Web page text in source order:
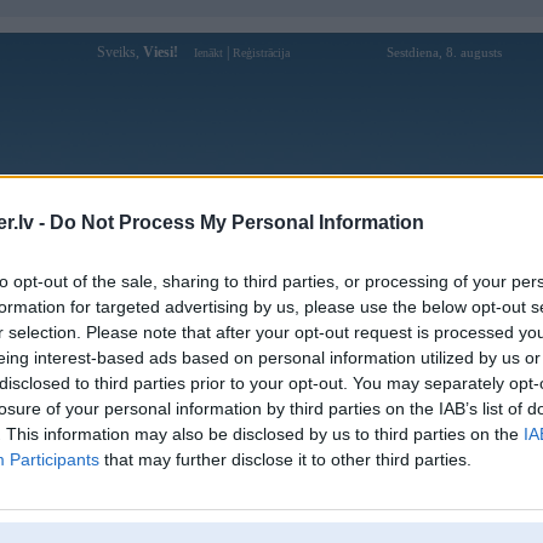
- Do Not Process My Personal Information
opt-out of the sale, sharing to third parties, or processing of your
for targeted advertising by us, please use the below opt-out
selection. Please note that after your opt-out request is processed
interest-based ads based on personal information utilized by us
to third parties prior to your opt-out. You may separately
of your personal information by third parties on the IAB’s list of
This information may also be disclosed by us to third parties on the
Participants that may further disclose it to other third parties.
Sveiks, Viesi! Ienākt Reģistrācija Sestdiena, 8. augusts
Forums Galerijas Reģistrācija Lietotāji
Lietotāja ziigs112 profils
Pēdējo reizi manīts: 14. Sep 2014, 12:40
Lietotājvārds:
ziigs112
Braucu ar:
330 D
Nodarbošanās:
Intereses:
[Pēdējie ziņojumi forumā]